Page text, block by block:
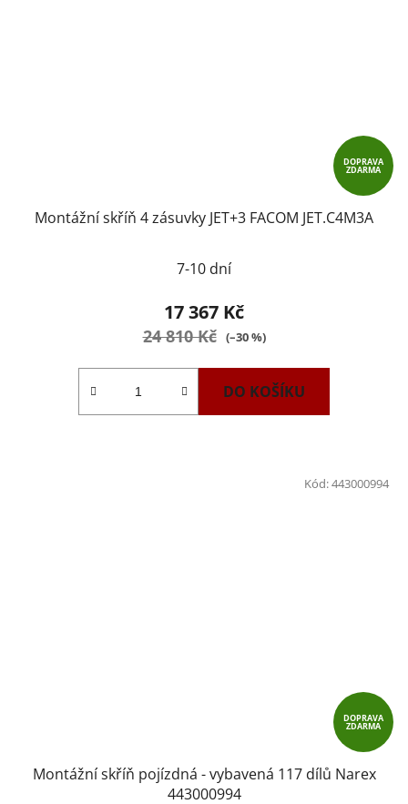
DOPRAVA
ZDARMA
Montážní skříň 4 zásuvky JET+3 FACOM JET.C4M3A
7-10 dní
17 367 Kč
24 810 Kč (–30 %)
DO KOŠÍKU
DOPRAVA
ZDARMA
Montážní skříň pojízdná - vybavená 117 dílů Narex
443000994
Kód:443000994